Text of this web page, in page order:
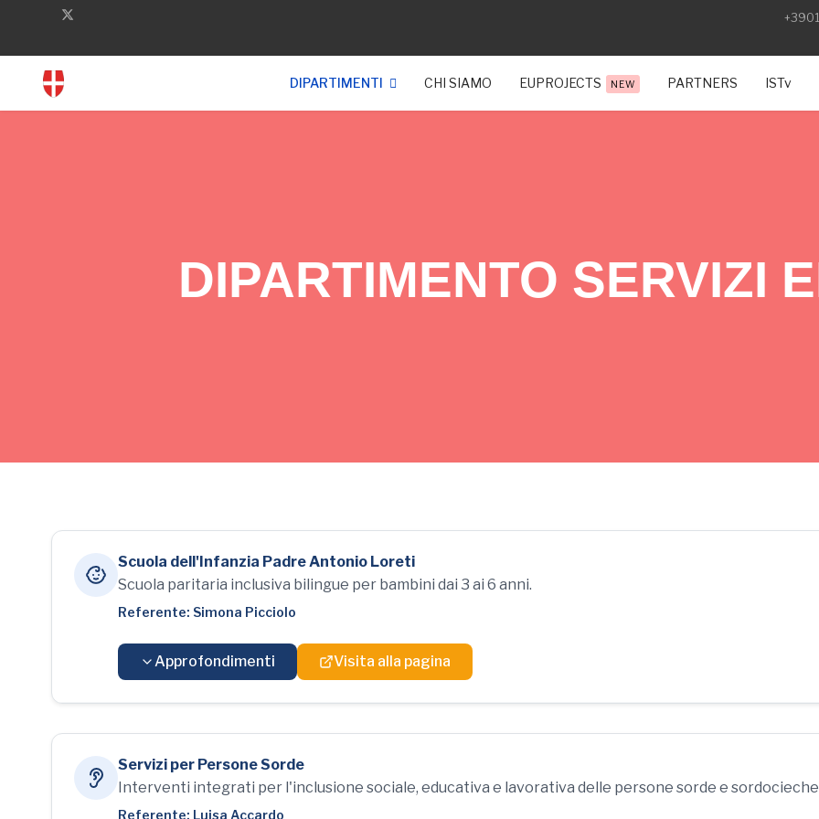
DIPARTIMENTI CHI SIAMO EUPROJECTS NEW PARTNERS ISTv
DIPARTIMENTO SERVIZI
Scuola dell'Infanzia Padre Antonio Loreti
Scuola paritaria inclusiva bilingue per bambini dai 3 ai 6 anni.
Referente: Simona Picciolo
Approfondimenti Visita alla pagina
Descrizione
La Scuola dell'Infanzia "Padre Antonio Loreti" è una scuola paritaria inclusiva che accoglie bambini dai 3 ai
bambini condisabilità sensoriale e comunicativa . La scuola promuove un ambiente bilingue e
Servizi per Persone Sorde
Interventi integrati per l'inclusione sociale, educativa e lavorativa delle persone sorde e
Referente: Luisa Accardo